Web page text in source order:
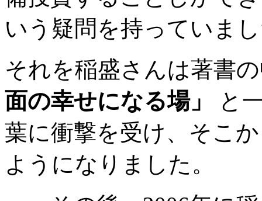
いう疑問を持っていま
それを稲盛さんは著書
面の幸せになる場」
と
葉に衝撃を受け、そこ
ようになりました。